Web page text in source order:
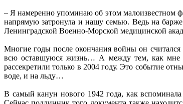
– Я намеренно упоминаю об этом малоизвестном
напрямую затронула и нашу семью. Ведь на
Ленинградской Военно-Морской медицинской
Многие годы после окончания войны он считался
всю оставшуюся жизнь… А между тем, как мне
рассекретили только в 2004 году. Это событие
воде, и на льду…
В самый канун нового 1942 года, как